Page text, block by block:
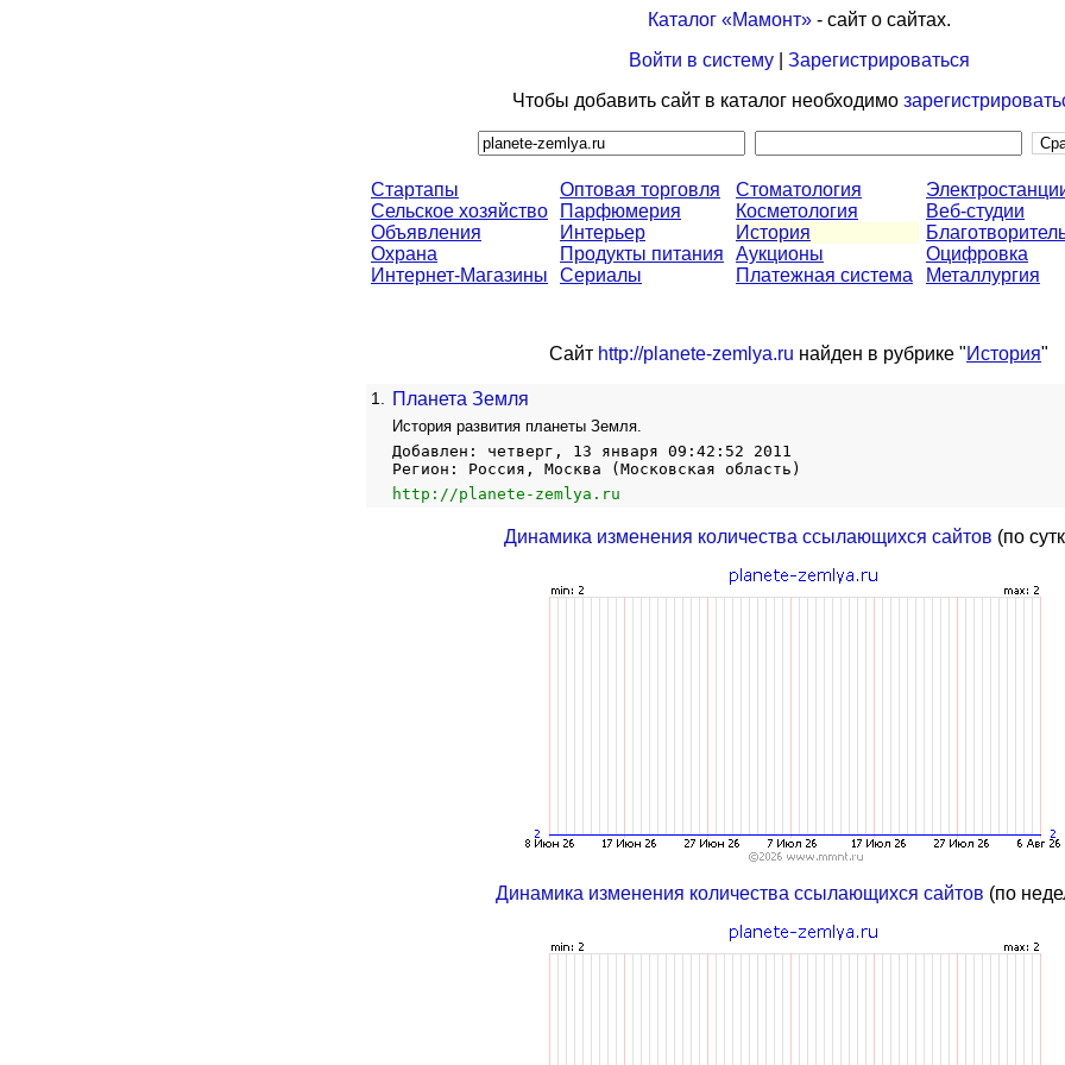
Каталог «Мамонт»- сайт о сайтах.
Войти в систему| Зарегистрироваться
Чтобы добавить сайт в каталог необходимо
Стартапы
Сельское хозяйство
Объявления
Охрана
Интернет-Магазины
Оптовая торговля
Парфюмерия
Интерьер
Продукты питания
Сериалы
Стоматология
Косметология
История
Аукционы
Платежная система
Веб-студии
Оцифровка
Металлургия
Сайт http://planete-zemlya.ru найден в рубрике "История"
1. Планета Земля
История развития планеты Земля.
Добавлен: четверг, 13 января 09:42:52 2011
Регион: Россия, Москва (Московская область)
http://planete-zemlya.ru
Динамика изменения количества ссылающихся сайтов (по
Динамика изменения количества ссылающихся сайтов (по